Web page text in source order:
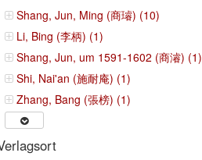
Shang, Jun, Ming (商璿) (10)
Li, Bing (李柄) (1)
Shang, Jun, um 1591-1602 (商濬) (1)
Shi, Nai'an (施耐庵) (1)
Zhang, Bang (張榜) (1)